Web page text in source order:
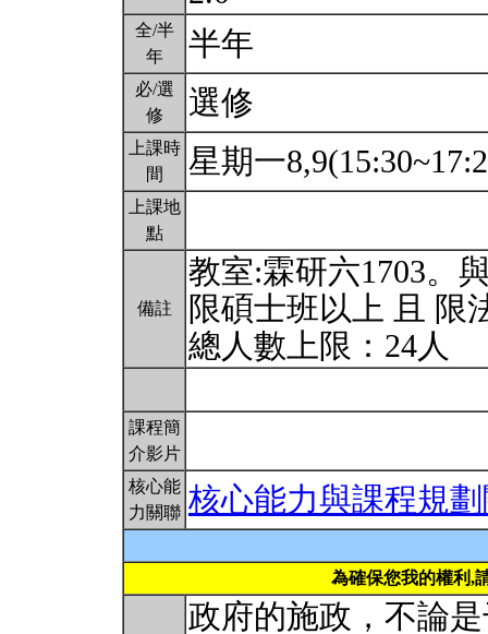
全/半
年
半年
必/選
修
選修
上課時
間
星期一
上課地
點
備註
教室:霖研六1703。
限碩士班以上 且 限
總人數上限：24人
課程簡
介影片
核心能
力關聯 核心能力與課程規
為確保您我的權利,
政府的施政，不論